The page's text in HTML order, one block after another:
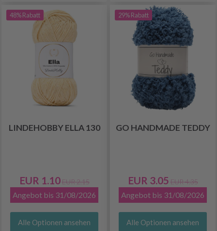
48% Rabatt
LINDEHOBBY ELLA 130
EUR 1.10 EUR 2.15
Angebot bis 31/08/2026
Alle Optionen ansehen
29% Rabatt
GO HANDMADE TEDDY
EUR 3.05 EUR 4.35
Angebot bis 31/08/2026
Alle Optionen ansehen